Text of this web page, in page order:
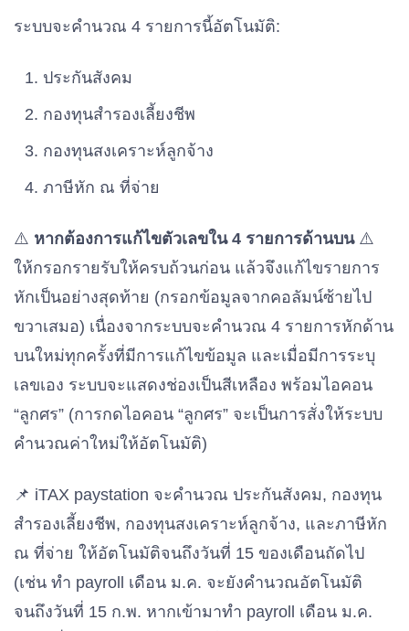
ระบบจะคำนวณ 4 รายการนี้อัตโนมัติ:
ประกันสังคม
กองทุนสำรองเลี้ยงชีพ
กองทุนสงเคราะห์ลูกจ้าง
ภาษีหัก ณ ที่จ่าย
⚠️ หากต้องการแก้ไขตัวเลขใน 4 รายการด้านบน⚠️
ให้กรอกรายรับให้ครบถ้วนก่อน แล้วจึงแก้ไขรายการ
หักเป็นอย่างสุดท้าย (กรอกข้อมูลจากคอลัมน์ซ้ายไป
ขวาเสมอ) เนื่องจากระบบจะคำนวณ 4 รายการหักด้าน
บนใหม่ทุกครั้งที่มีการแก้ไขข้อมูล และเมื่อมีการระบุ
เลขเอง ระบบจะแสดงช่องเป็นสีเหลือง พร้อมไอคอน
“ลูกศร” (การกดไอคอน “ลูกศร” จะเป็นการสั่งให้ระบบ
คำนวณค่าใหม่ให้อัตโนมัติ)
📌 iTAX paystation จะคำนวณ ประกันสังคม, กองทุน
สำรองเลี้ยงชีพ, กองทุนสงเคราะห์ลูกจ้าง, และภาษีหัก
ณ ที่จ่าย ให้อัตโนมัติจนถึงวันที่ 15 ของเดือนถัดไป
(เช่น ทำ payroll เดือน ม.ค. จะยังคำนวณอัตโนมัติ
จนถึงวันที่ 15 ก.พ. หากเข้ามาทำ payroll เดือน ม.ค.